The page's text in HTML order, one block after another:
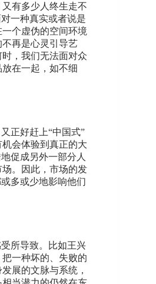
有多少人终生走不
一种真实或者说是
个虚伪的空间环境
再是心灵引导艺
，我们无法面对众
在一起，如不细
正好赶上“中国式”
会体验到真正的大
促成另外一部分人
。因此，市场的发
多或少地影响他们
所导致。比如王兴
一种坏的、失败的
展的文脉与系统，